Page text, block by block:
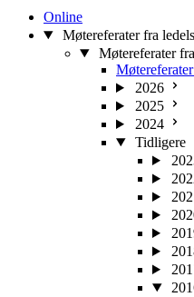
Online
Møtereferater fra
Møtereferater
2026
2025
2024
Tidligere